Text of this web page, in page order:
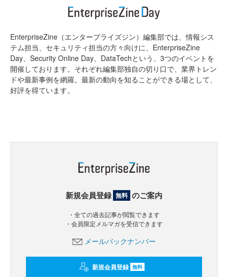
EnterpriseZine（エンタープライズジン）編集部では、情報シス
テム担当、セキュリティ担当の方々向けに、EnterpriseZine
Day、Security Online Day、DataTechという、3つのイベントを
開催しております。それぞれ編集部独自の切り口で、業界トレン
ドや最新事例を網羅。最新の動向を知ることができる場として、
好評を得ています。
新規会員登録 無料 のご案内
・全ての過去記事が閲覧できます
・会員限定メルマガを受信できます
メールバックナンバー
新規会員登録 無料